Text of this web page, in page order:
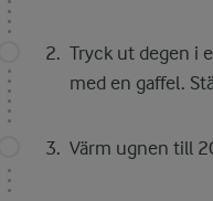
Tryck ut degen i
med en gaffel.
Värm ugnen till